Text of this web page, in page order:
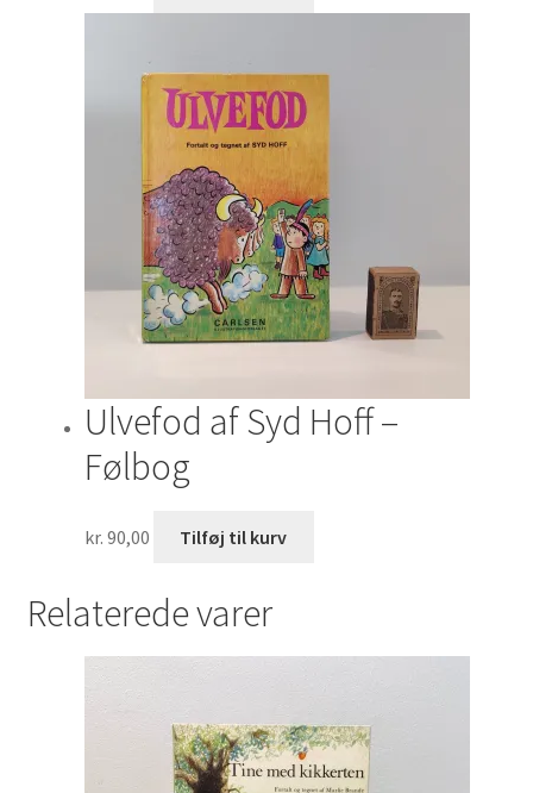
Ulvefod af Syd Hoff –
Følbog
kr. 90,00 Tilføj til kurv
Relaterede varer